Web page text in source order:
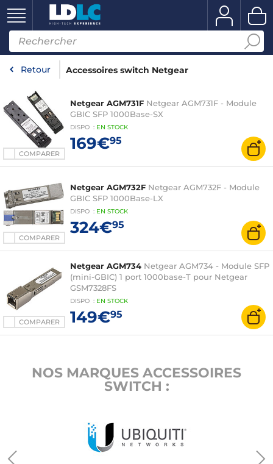
Retour Accessoires switch Netgear
COMPARER
Netgear AGM731F Netgear AGM731F - Module
GBIC SFP 1000Base-SX
DISPO : EN STOCK
169€95
COMPARER
Netgear AGM732F Netgear AGM732F - Module
GBIC SFP 1000Base-LX
DISPO : EN STOCK
324€95
COMPARER
Netgear AGM734 Netgear AGM734 - Module SFP
(mini-GBIC) 1 port 1000base-T pour Netgear
GSM7328FS
DISPO : EN STOCK
149€95
NOS MARQUES ACCESSOIRES
SWITCH :